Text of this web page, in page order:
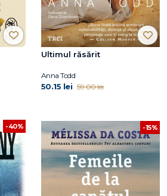
Ultimul răsărit
Anna Todd
50.15 lei 59.00 lei
-40% -15%